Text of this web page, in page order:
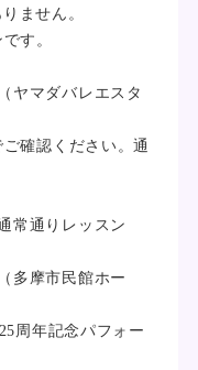
ません。
す。
マダバレエスタ
確認ください。通
常通りレッスン
多摩市民館ホー
周年記念パフォー